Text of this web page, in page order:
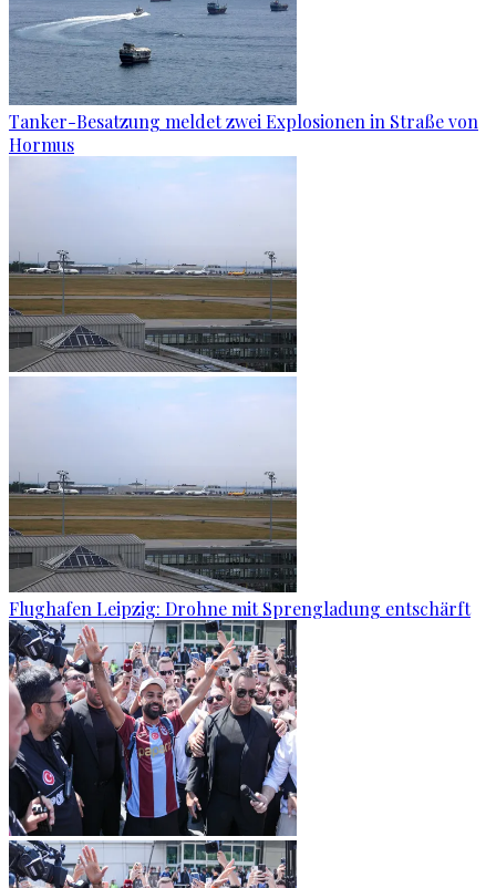
Tanker-Besatzung meldet zwei Explosionen in Straße von
Hormus
Flughafen Leipzig: Drohne mit Sprengladung entschärft